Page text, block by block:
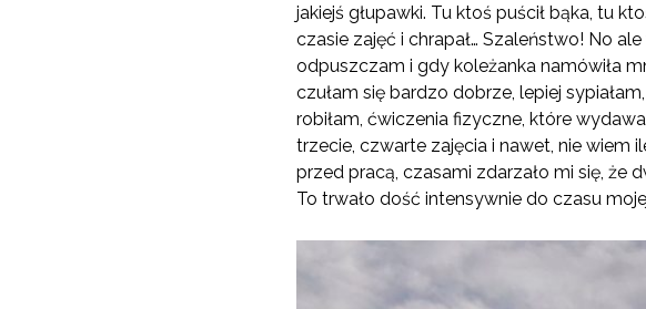
jakiejś głupawki. Tu ktoś puścił bąka, tu
czasie zajęć i chrapał… Szaleństwo! No
odpuszczam i gdy koleżanka namówiła
czułam się bardzo dobrze, lepiej
robiłam, ćwiczenia fizyczne, które
trzecie, czwarte zajęcia i nawet, nie wiem
przed pracą, czasami zdarzało mi się, że
To trwało dość intensywnie do czasu